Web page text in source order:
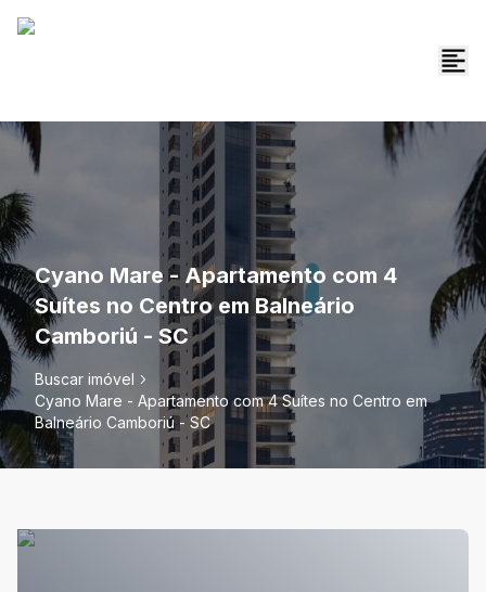
Cyano Mare - Apartamento com 4
Suítes no Centro em Balneário
Camboriú - SC
Buscar imóvel
Cyano Mare - Apartamento com 4 Suítes no Centro em
Balneário Camboriú - SC